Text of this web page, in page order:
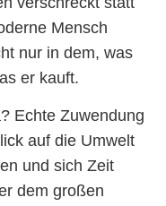
Mensch
nur in dem, was
er kauft.
Echte Zuwendung
auf die Umwelt
und sich Zeit
dem großen